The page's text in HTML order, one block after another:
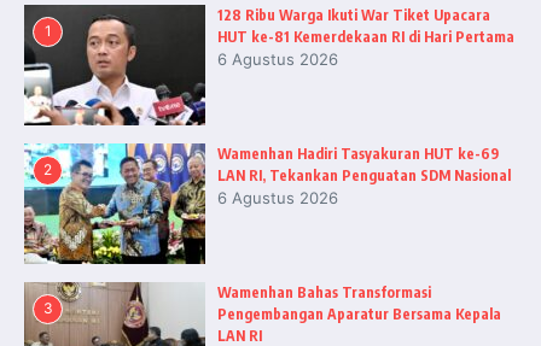
1
128 Ribu Warga Ikuti War Tiket Upacara
HUT ke-81 Kemerdekaan RI di Hari Pertama
6 Agustus 2026
2
Wamenhan Hadiri Tasyakuran HUT ke-69
LAN RI, Tekankan Penguatan SDM Nasional
6 Agustus 2026
3
Wamenhan Bahas Transformasi
Pengembangan Aparatur Bersama Kepala
LAN RI